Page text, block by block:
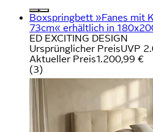
Boxspringbett »Fanes mit
73cm« erhältlich in
ED EXCITING DESIGN
Ursprünglicher PreisUVP
Aktueller Preis1.200,99 €
(3)